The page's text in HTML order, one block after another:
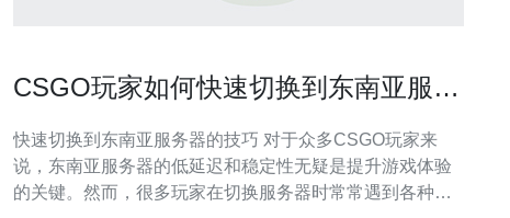
CSGO玩家如何快速切换到东南亚服务
快速切换到东南亚服务器的技巧 对于众多CSGO玩家来
说，东南亚服务器的低延迟和稳定性无疑是提升游戏体验
的关键。然而，很多玩家在切换服务器时常常遇到各种问